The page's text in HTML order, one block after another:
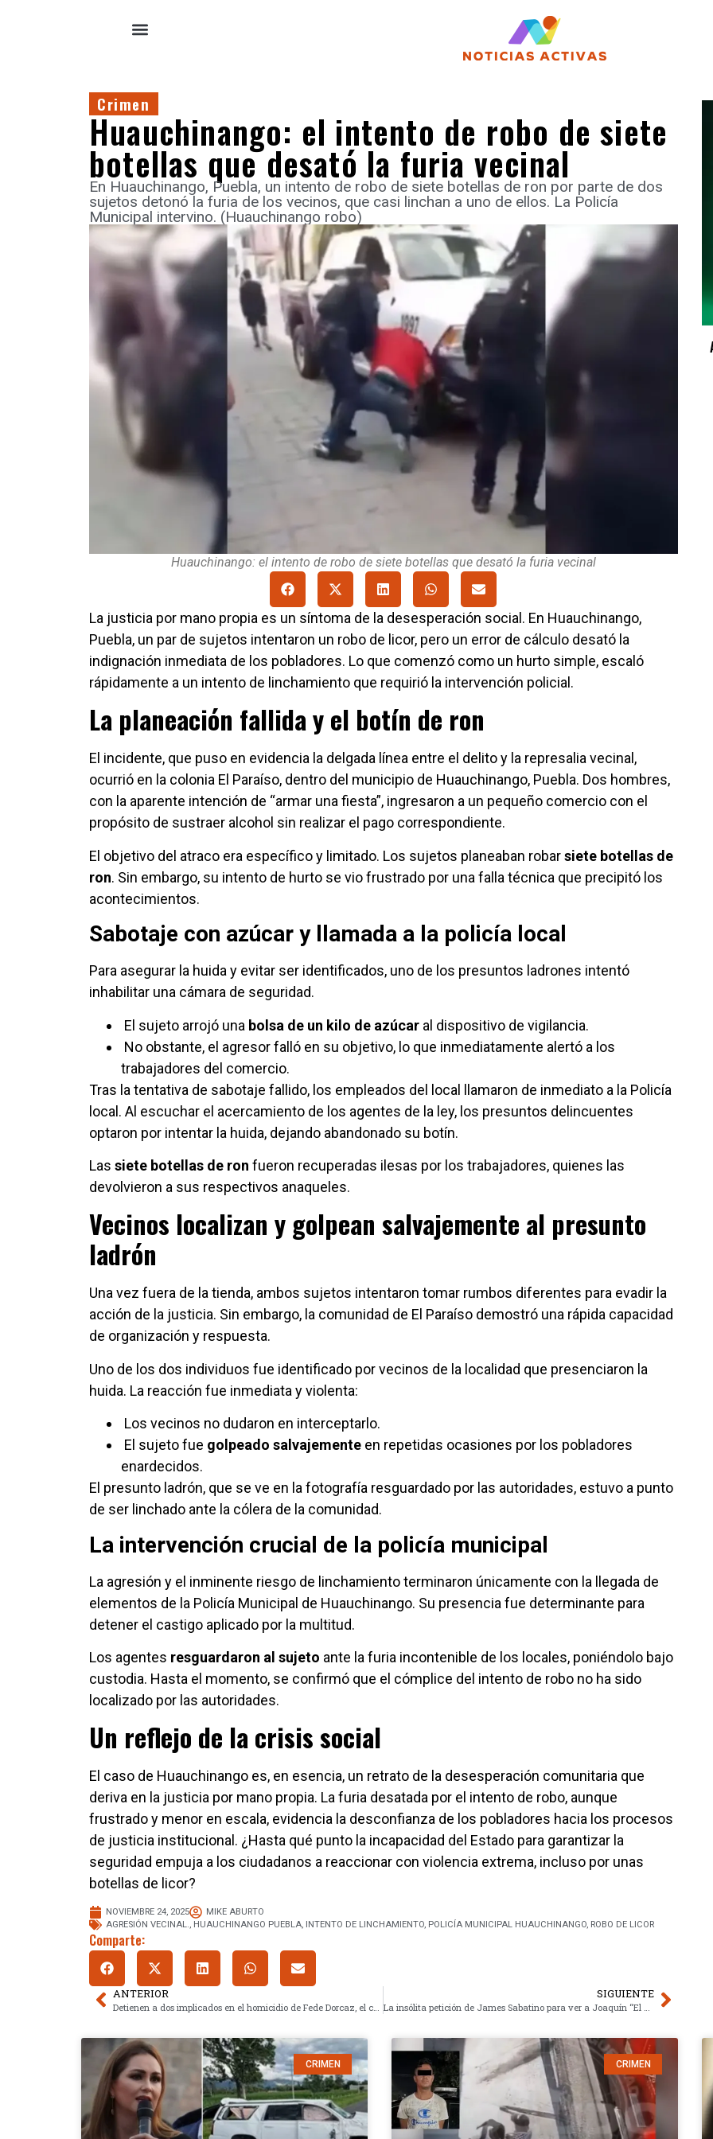
Crimen
Huauchinango: el intento de robo de siete
botellas que desató la furia vecinal
En Huauchinango, Puebla, un intento de robo de siete botellas de ron por parte de dos
sujetos detonó la furia de los vecinos, que casi linchan a uno de ellos. La Policía
Municipal intervino. (Huauchinango robo)
Huauchinango: el intento de robo de siete botellas que desató la furia vecinal
La justicia por mano propia es un síntoma de la desesperación social. En Huauchinango,
Puebla, un par de sujetos intentaron un robo de licor, pero un error de cálculo desató la
indignación inmediata de los pobladores. Lo que comenzó como un hurto simple, escaló
rápidamente a un intento de linchamiento que requirió la intervención policial.
La planeación fallida y el botín de ron
El incidente, que puso en evidencia la delgada línea entre el delito y la represalia vecinal,
ocurrió en la colonia El Paraíso, dentro del municipio de Huauchinango, Puebla. Dos hombres,
con la aparente intención de “armar una fiesta”, ingresaron a un pequeño comercio con el
propósito de sustraer alcohol sin realizar el pago correspondiente.
El objetivo del atraco era específico y limitado. Los sujetos planeaban robarsiete botellas de
ron. Sin embargo, su intento de hurto se vio frustrado por una falla técnica que precipitó los
acontecimientos.
Sabotaje con azúcar y llamada a la policía local
Para asegurar la huida y evitar ser identificados, uno de los presuntos ladrones intentó
inhabilitar una cámara de seguridad.
El sujeto arrojó una bolsa de un kilo de azúcar al dispositivo de vigilancia.
No obstante, el agresor falló en su objetivo, lo que inmediatamente alertó a los
trabajadores del comercio.
Tras la tentativa de sabotaje fallido, los empleados del local llamaron de inmediato a la Policía
local. Al escuchar el acercamiento de los agentes de la ley, los presuntos delincuentes
optaron por intentar la huida, dejando abandonado su botín.
Las siete botellas de ron fueron recuperadas ilesas por los trabajadores, quienes las
devolvieron a sus respectivos anaqueles.
Vecinos localizan y golpean salvajemente al presunto
ladrón
Una vez fuera de la tienda, ambos sujetos intentaron tomar rumbos diferentes para evadir la
acción de la justicia. Sin embargo, la comunidad de El Paraíso demostró una rápida capacidad
de organización y respuesta.
Uno de los dos individuos fue identificado por vecinos de la localidad que presenciaron la
huida. La reacción fue inmediata y violenta:
Los vecinos no dudaron en interceptarlo.
El sujeto fue golpeado salvajemente en repetidas ocasiones por los pobladores
enardecidos.
El presunto ladrón, que se ve en la fotografía resguardado por las autoridades, estuvo a punto
de ser linchado ante la cólera de la comunidad.
La intervención crucial de la policía municipal
La agresión y el inminente riesgo de linchamiento terminaron únicamente con la llegada de
elementos de la Policía Municipal de Huauchinango. Su presencia fue determinante para
detener el castigo aplicado por la multitud.
Los agentes resguardaron al sujeto ante la furia incontenible de los locales, poniéndolo bajo
custodia. Hasta el momento, se confirmó que el cómplice del intento de robo no ha sido
localizado por las autoridades.
Un reflejo de la crisis social
El caso de Huauchinango es, en esencia, un retrato de la desesperación comunitaria que
deriva en la justicia por mano propia. La furia desatada por el intento de robo, aunque
frustrado y menor en escala, evidencia la desconfianza de los pobladores hacia los procesos
de justicia institucional. ¿Hasta qué punto la incapacidad del Estado para garantizar la
seguridad empuja a los ciudadanos a reaccionar con violencia extrema, incluso por unas
botellas de licor?
NOVIEMBRE 24, 2025
MIKE ABURTO
AGRESIÓN VECINAL., HUAUCHINANGO PUEBLA, INTENTO DE LINCHAMIENTO, POLICÍA MUNICIPAL HUAUCHINANGO, ROBO DE LICOR
Comparte:
ANTERIOR SIGUIENTE
CRIMEN CRIMEN